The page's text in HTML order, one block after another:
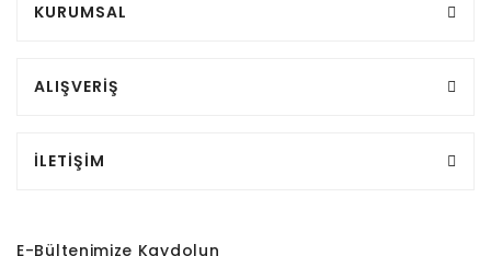
KURUMSAL
ALIŞVERİŞ
İLETİŞİM
E-Bültenimize Kaydolun